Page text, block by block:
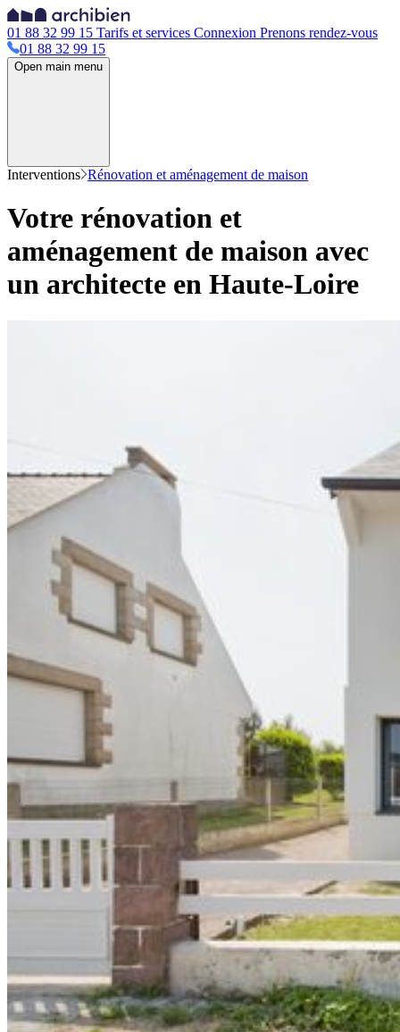
01 88 32 99 15 Tarifs et services Connexion Prenons rendez-vous
01 88 32 99 15
Open main menu
Interventions Rénovation et aménagement de maison
Votre rénovation et
aménagement de maison avec
un architecte en Haute-Loire